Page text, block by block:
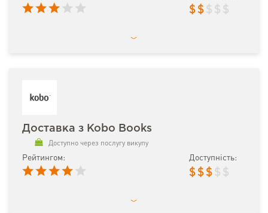
$ $ $ $ $
Доставка з Kobo Books
Доступно через послугу викупу
Рейтингом: Доступність:
$ $ $ $ $